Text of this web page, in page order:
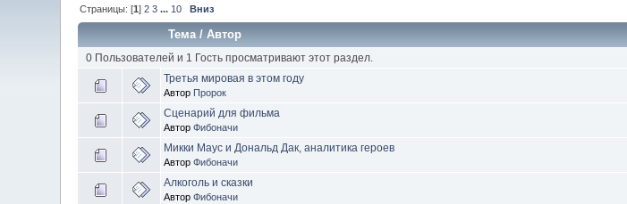
Страницы: [1]2 3 ... 10 Вниз
Тема/Автор
0 Пользователей и 1 Гость просматривают этот раздел.
Третья мировая в этом году
Автор Пророк
Сценарий для фильма
АвторФибоначи
Микки Маус и Дональд Дак, аналитика героев
АвторФибоначи
Алкоголь и сказки
АвторФибоначи